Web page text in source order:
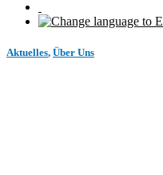
Aktuelles, Über Uns